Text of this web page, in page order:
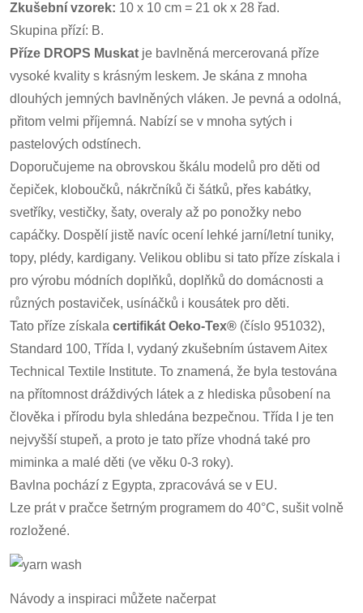
Zkušební vzorek: 10 x 10 cm = 21 ok x 28 řad.
Skupina přízí: B.
Příze DROPS Muskat je bavlněná mercerovaná příze
vysoké kvality s krásným leskem. Je skána z mnoha
dlouhých jemných bavlněných vláken. Je pevná a odolná,
přitom velmi příjemná. Nabízí se v mnoha sytých i
pastelových odstínech.
Doporučujeme na obrovskou škálu modelů pro děti od
čepiček, kloboučků, nákrčníků či šátků, přes kabátky,
svetříky, vestičky, šaty, overaly až po ponožky nebo
capáčky. Dospělí jistě navíc ocení lehké jarní/letní tuniky,
topy, plédy, kardigany. Velikou oblibu si tato příze získala i
pro výrobu módních doplňků, doplňků do domácnosti a
různých postaviček, usínáčků i kousátek pro děti.
Tato příze získala certifikát Oeko-Tex® (číslo 951032),
Standard 100, Třída I, vydaný zkušebním ústavem Aitex
Technical Textile Institute. To znamená, že byla testována
na přítomnost dráždivých látek a z hlediska působení na
člověka i přírodu byla shledána bezpečnou. Třída I je ten
nejvyšší stupeň, a proto je tato příze vhodná také pro
miminka a malé děti (ve věku 0-3 roky).
Bavlna pochází z Egypta, zpracovává se v EU.
Lze prát v pračce šetrným programem do 40°C, sušit volně
rozložené.
Návody a inspiraci můžete načerpat